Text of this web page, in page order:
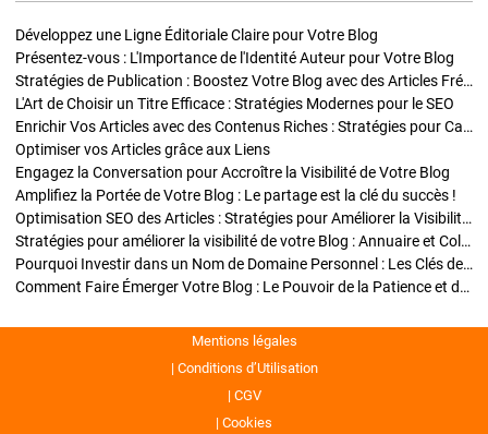
Développez une Ligne Éditoriale Claire pour Votre Blog
Présentez-vous : L'Importance de l'Identité Auteur pour Votre Blog
Stratégies de Publication : Boostez Votre Blog avec des Articles Fréquents et Exclusifs
L'Art de Choisir un Titre Efficace : Stratégies Modernes pour le SEO
Enrichir Vos Articles avec des Contenus Riches : Stratégies pour Captiver et Optimiser
Optimiser vos Articles grâce aux Liens
Engagez la Conversation pour Accroître la Visibilité de Votre Blog
Amplifiez la Portée de Votre Blog : Le partage est la clé du succès !
Optimisation SEO des Articles : Stratégies pour Améliorer la Visibilité de Votre Blog
Stratégies pour améliorer la visibilité de votre Blog : Annuaire et Collaborations
Pourquoi Investir dans un Nom de Domaine Personnel : Les Clés de la Réussite de Votre Blog
Comment Faire Émerger Votre Blog : Le Pouvoir de la Patience et de la Persévérance
Mentions légales
Conditions d’Utilisation
CGV
Cookies